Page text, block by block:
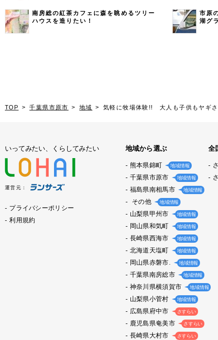
南房総の紅茶カフェに森を眺めるツリー
ハウスを造りたい！
市原
湖グ
TOP 千葉県市原市 地域 気軽に牧場体験!! 大人も子供もヤギ
いってみたい、くらしてみたい
運営元：
プライバシーポリシー
利用規約
地域から選ぶ
熊本県錦町 地域情報
千葉県市原市 地域情報
福島県南相馬市 地域情報
その他 地域情報
山梨県甲州市 地域情報
岡山県和気町 地域情報
長崎県西海市 地域情報
北海道天塩町 地域情報
岡山県赤磐市. 地域情報
千葉県南房総市 地域情報
神奈川県横須賀市 地域情報
山梨県小菅村 地域情報
広島県府中市 さすらい
鹿児島県奄美市 さすらい
長崎県大村市 さすらい
全